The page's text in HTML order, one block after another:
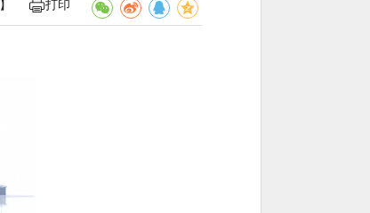
】 打印